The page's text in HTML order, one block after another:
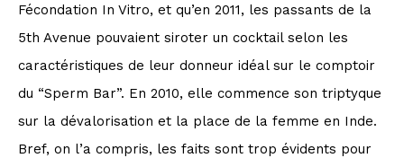
Fécondation In Vitro, et qu’en 2011, les passants de la
5th Avenue pouvaient siroter un cocktail selon les
caractéristiques de leur donneur idéal sur le comptoir
du “Sperm Bar”. En 2010, elle commence son triptyque
sur la dévalorisation et la place de la femme en Inde.
Bref, on l’a compris, les faits sont trop évidents pour